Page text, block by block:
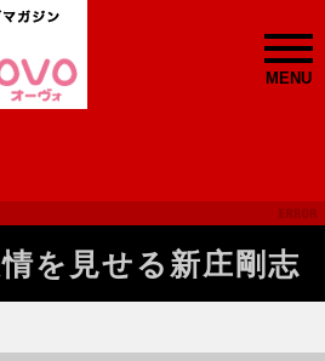
MENU
を見せる新庄剛志